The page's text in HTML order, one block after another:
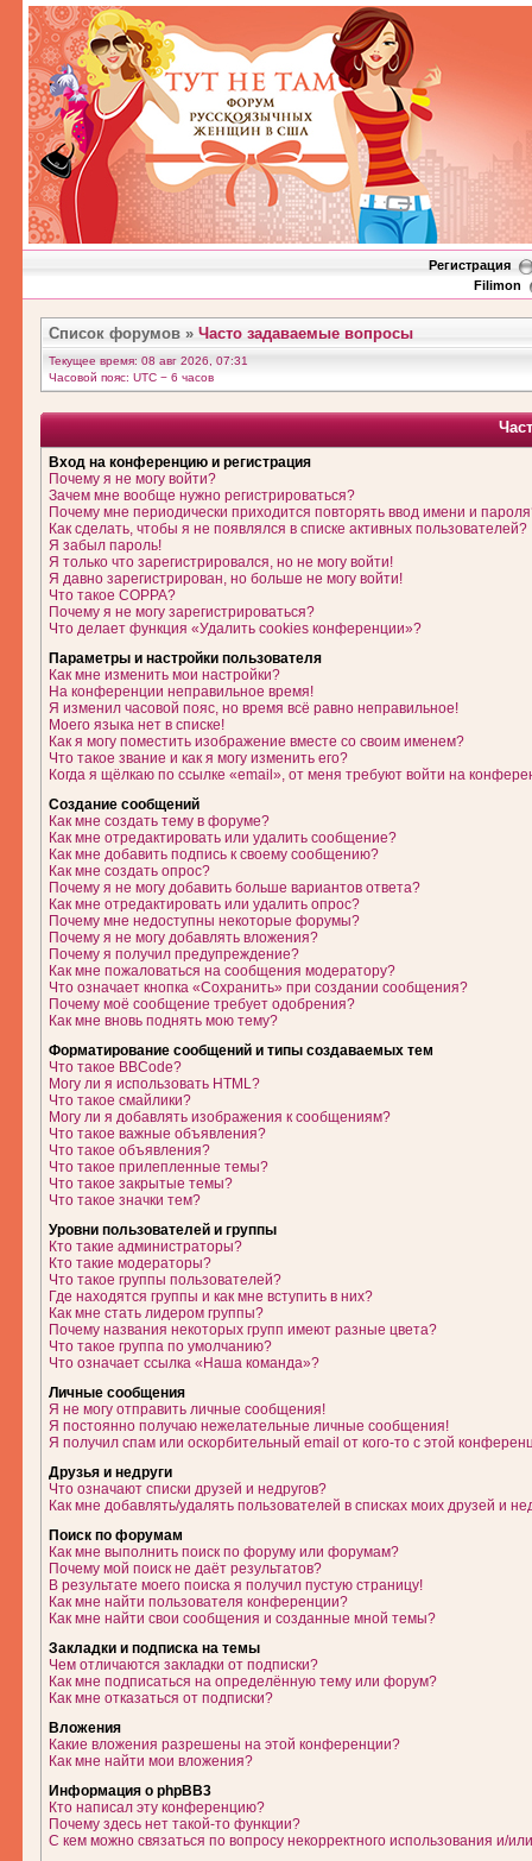
Регистрация
Filimon
Список форумов » Часто задаваемые вопросы
Текущее время: 08 авг 2026, 07:31
Часовой пояс: UTC − 6 часов
Вход на конференцию и регистрация
Почему я не могу войти?
Зачем мне вообще нужно регистрироваться?
Почему мне периодически приходится повторять ввод имени и
Как сделать, чтобы я не появлялся в списке активных пользователей?
Я забыл пароль!
Я только что зарегистрировался, но не могу войти!
Я давно зарегистрирован, но больше не могу войти!
Что такое COPPA?
Почему я не могу зарегистрироваться?
Что делает функция «Удалить cookies конференции»?
Параметры и настройки пользователя
Как мне изменить мои настройки?
На конференции неправильное время!
Я изменил часовой пояс, но время всё равно неправильное!
Моего языка нет в списке!
Как я могу поместить изображение вместе со своим именем?
Что такое звание и как я могу изменить его?
Когда я щёлкаю по ссылке «email», от меня требуют войти на
Создание сообщений
Как мне создать тему в форуме?
Как мне отредактировать или удалить сообщение?
Как мне добавить подпись к своему сообщению?
Как мне создать опрос?
Почему я не могу добавить больше вариантов ответа?
Как мне отредактировать или удалить опрос?
Почему мне недоступны некоторые форумы?
Почему я не могу добавлять вложения?
Почему я получил предупреждение?
Как мне пожаловаться на сообщения модератору?
Что означает кнопка «Сохранить» при создании сообщения?
Почему моё сообщение требует одобрения?
Как мне вновь поднять мою тему?
Форматирование сообщений и типы создаваемых тем
Что такое BBCode?
Могу ли я использовать HTML?
Что такое смайлики?
Могу ли я добавлять изображения к сообщениям?
Что такое важные объявления?
Что такое объявления?
Что такое прилепленные темы?
Что такое закрытые темы?
Что такое значки тем?
Уровни пользователей и группы
Кто такие администраторы?
Кто такие модераторы?
Что такое группы пользователей?
Где находятся группы и как мне вступить в них?
Как мне стать лидером группы?
Почему названия некоторых групп имеют разные цвета?
Что такое группа по умолчанию?
Что означает ссылка «Наша команда»?
Личные сообщения
Я не могу отправить личные сообщения!
Я постоянно получаю нежелательные личные сообщения!
Я получил спам или оскорбительный email от кого-то с этой
Друзья и недруги
Что означают списки друзей и недругов?
Как мне добавлять/удалять пользователей в списках моих друзей и
Поиск по форумам
Как мне выполнить поиск по форуму или форумам?
Почему мой поиск не даёт результатов?
В результате моего поиска я получил пустую страницу!
Как мне найти пользователя конференции?
Как мне найти свои сообщения и созданные мной темы?
Закладки и подписка на темы
Чем отличаются закладки от подписки?
Как мне подписаться на определённую тему или форум?
Как мне отказаться от подписки?
Вложения
Какие вложения разрешены на этой конференции?
Как мне найти мои вложения?
Информация о phpBB3
Кто написал эту конференцию?
Почему здесь нет такой-то функции?
С кем можно связаться по вопросу некорректного использования и/